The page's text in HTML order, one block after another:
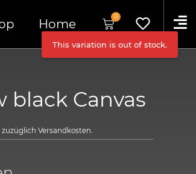
Home
0
black Canvas
zuzüglichVersandkosten.
This variation is out of stock.